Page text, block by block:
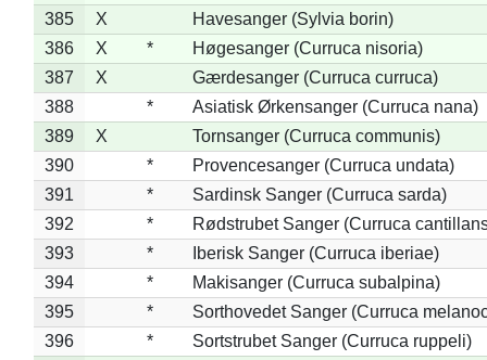
385
X
Havesanger (Sylvia borin)
386
X *
Høgesanger (Curruca nisoria)
387
X
Gærdesanger (Curruca curruca)
388
*
Asiatisk Ørkensanger (Curruca nana)
389
X
Tornsanger (Curruca communis)
390
*
Provencesanger (Curruca undata)
391
*
Sardinsk Sanger (Curruca sarda)
392
*
Rødstrubet Sanger (Curruca
393
*
Iberisk Sanger (Curruca iberiae)
394
*
Makisanger (Curruca subalpina)
395
*
Sorthovedet Sanger (Curruca
396
*
Sortstrubet Sanger (Curruca ruppeli)